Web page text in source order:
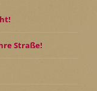
Straße!